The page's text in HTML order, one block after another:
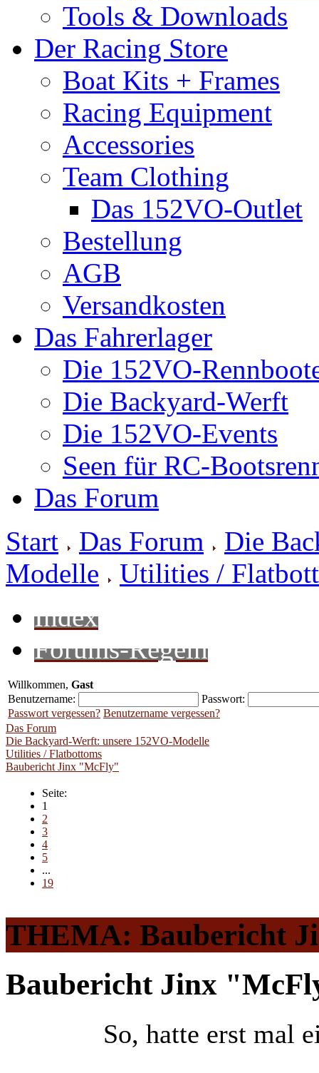
Tools & Downloads
Der Racing Store
Boat Kits + Frames
Racing Equipment
Accessories
Team Clothing
Das 152VO-Outlet
Bestellung
AGB
Versandkosten
Das Fahrerlager
Die 152VO-
Die Backyard-Werft
Die 152VO-Events
Seen für RC-
Das Forum
Start
Das Forum
Die
Modelle
Utilities /
Index
Forums-Regeln
Willkommen, Gast
Benutzername:
Passwort:
Passwort vergessen? Benutzername vergessen?
Das Forum
Die Backyard-Werft: unsere 152VO-Modelle
Utilities / Flatbottoms
Baubericht Jinx "McFly"
Seite:
1
2
3
4
5
...
19
THEMA: Baubericht
Baubericht Jinx
So, hatte erst mal